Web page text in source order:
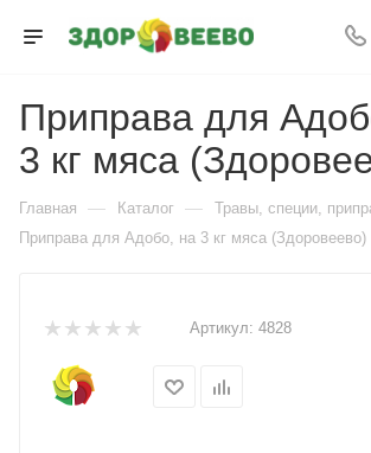
Приправа для
3 кг мяса
Главная — Каталог — Травы, специи,
Приправа для Адобо, на 3 кг мяса (Здоровеево)
Артикул: 4828